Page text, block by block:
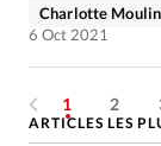
Charlotte Moulin
6 Oct 2021
1 2
ARTICLES LES